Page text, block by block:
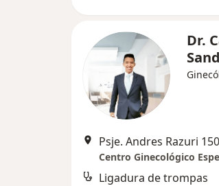
Dr.
Centro Ginecológico
Ligadura de trompas